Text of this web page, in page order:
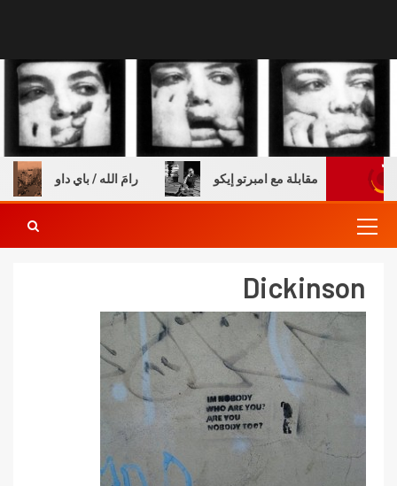
رامَ الله / باي داو والكتب – مقابلة مع امبرتو إيكو
Dickinson